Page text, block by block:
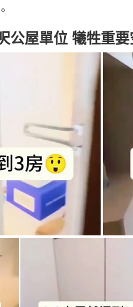
公屋單位 犧牲重